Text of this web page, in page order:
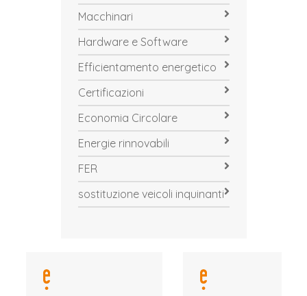
Macchinari
Hardware e Software
Efficientamento energetico
Certificazioni
Economia Circolare
Energie rinnovabili
FER
sostituzione veicoli inquinanti